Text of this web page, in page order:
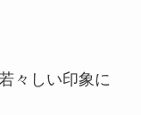
々しい印象に